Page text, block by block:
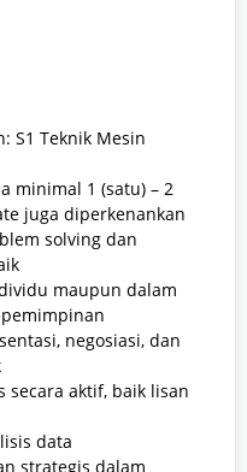
S1 Teknik Mesin
minimal 1 (satu) – 2
juga diperkenankan
solving dan
maupun dalam
negosiasi, dan
secara aktif, baik lisan
data
strategis dalam